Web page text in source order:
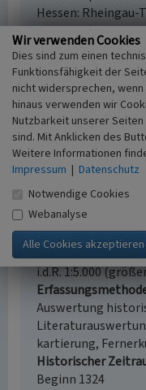
Hessen:
Rheingau).
Ortschaft
Schlagwörter
Haufendorf
Ort
Fachsicht(en)
Denkmalpflege,
i.d.R. 1:5.000
Auswertung
kartierung,
Historischer
Beginn 1324
Wir verwenden Cookies
Dies sind zum einen
Funktionsfähigkeit der
nicht widersprechen,
hinaus verwenden wir
Nutzbarkeit unserer
sind. Mit Anklicken des
Weitere Informationen
Impressum | Datenschutz
Notwendige Cookies
Webanalyse